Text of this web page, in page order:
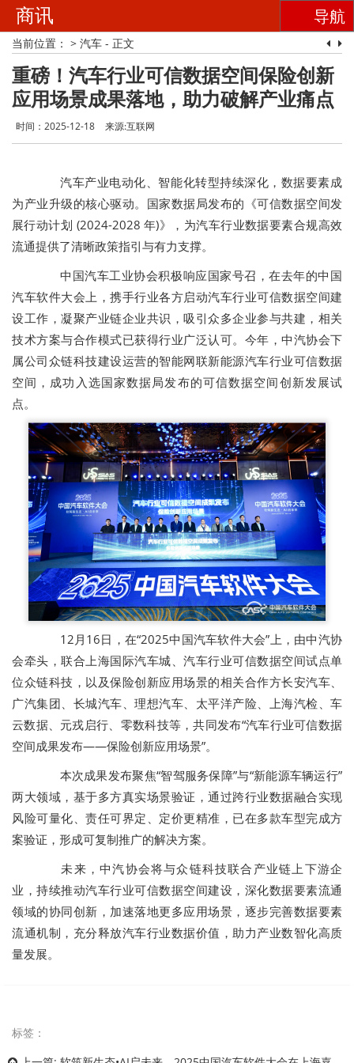
商讯 导航
当前位置： > 汽车 - 正文
重磅！汽车行业可信数据空间保险创新
应用场景成果落地，助力破解产业痛点
时间：2025-12-18 来源:互联网
汽车产业电动化、智能化转型持续深化，数据要素成
为产业升级的核心驱动。国家数据局发布的《可信数据空间发
展行动计划 (2024-2028 年)》，为汽车行业数据要素合规高效
流通提供了清晰政策指引与有力支撑。
中国汽车工业协会积极响应国家号召，在去年的中国
汽车软件大会上，携手行业各方启动汽车行业可信数据空间建
设工作，凝聚产业链企业共识，吸引众多企业参与共建，相关
技术方案与合作模式已获得行业广泛认可。今年，中汽协会下
属公司众链科技建设运营的智能网联新能源汽车行业可信数据
空间，成功入选国家数据局发布的可信数据空间创新发展试
点。
12月16日，在“2025中国汽车软件大会”上，由中汽协
会牵头，联合上海国际汽车城、汽车行业可信数据空间试点单
位众链科技，以及保险创新应用场景的相关合作方长安汽车、
广汽集团、长城汽车、理想汽车、太平洋产险、上海汽检、车
云数据、元戎启行、零数科技等，共同发布“汽车行业可信数据
空间成果发布——保险创新应用场景”。
本次成果发布聚焦“智驾服务保障”与“新能源车辆运行”
两大领域，基于多方真实场景验证，通过跨行业数据融合实现
风险可量化、责任可界定、定价更精准，已在多款车型完成方
案验证，形成可复制推广的解决方案。
未来，中汽协会将与众链科技联合产业链上下游企
业，持续推动汽车行业可信数据空间建设，深化数据要素流通
领域的协同创新，加速落地更多应用场景，逐步完善数据要素
流通机制，充分释放汽车行业数据价值，助力产业数智化高质
量发展。
标签：